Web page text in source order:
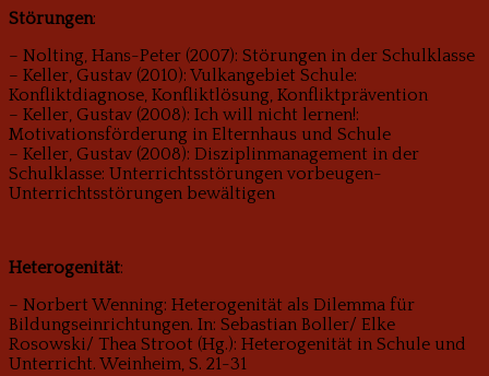
Störungen:
– Nolting, Hans-Peter (2007): Störungen in der Schulklasse
– Keller, Gustav (2010): Vulkangebiet Schule:
Konfliktdiagnose, Konfliktlösung, Konfliktprävention
– Keller, Gustav (2008): Ich will nicht lernen!:
Motivationsförderung in Elternhaus und Schule
– Keller, Gustav (2008): Disziplinmanagement in der
Schulklasse: Unterrichtsstörungen vorbeugen-
Unterrichtsstörungen bewältigen
Heterogenität:
– Norbert Wenning: Heterogenität als Dilemma für
Bildungseinrichtungen. In: Sebastian Boller/ Elke
Rosowski/ Thea Stroot (Hg.): Heterogenität in Schule und
Unterricht. Weinheim, S. 21-31